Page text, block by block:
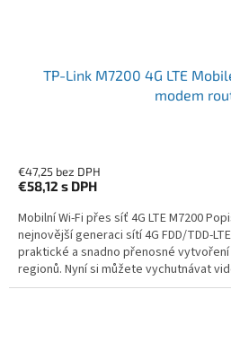
TP-Link M7200 4G LTE
modem
€47,25 bez DPH
€58,12 s DPH
Mobilní Wi-Fi přes síť 4G LTE M7200
nejnovější generaci sítí 4G FDD/TDD-
praktické a snadno přenosné
regionů. Nyní si můžete vychutnávat